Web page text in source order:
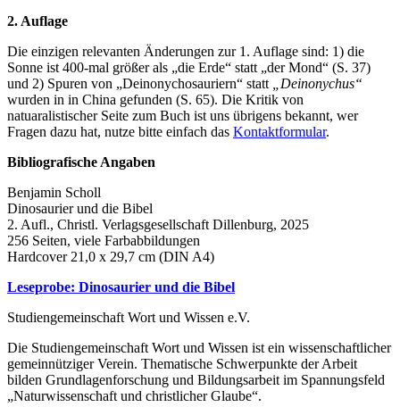
2. Auflage
Die einzigen relevanten Änderungen zur 1. Auflage sind: 1) die
Sonne ist 400-mal größer als „die Erde“ statt „der Mond“ (S. 37)
und 2) Spuren von „Deinonychosauriern“ statt
„Deinonychus“
wurden in in China gefunden (S. 65). Die Kritik von
natuaralistischer Seite zum Buch ist uns übrigens bekannt, wer
Fragen dazu hat, nutze bitte einfach das Kontaktformular.
Bibliografische Angaben
Benjamin Scholl
Dinosaurier und die Bibel
2. Aufl., Christl. Verlagsgesellschaft Dillenburg, 2025
256 Seiten, viele Farbabbildungen
Hardcover 21,0 x 29,7 cm (DIN A4)
Leseprobe: Dinosaurier und die Bibel
Studiengemeinschaft Wort und Wissen e.V.
Die Studiengemeinschaft Wort und Wissen ist ein wissenschaftlicher
gemeinnütziger Verein. Thematische Schwerpunkte der Arbeit
bilden Grundlagenforschung und Bildungsarbeit im Spannungsfeld
„Naturwissenschaft und christlicher Glaube“.